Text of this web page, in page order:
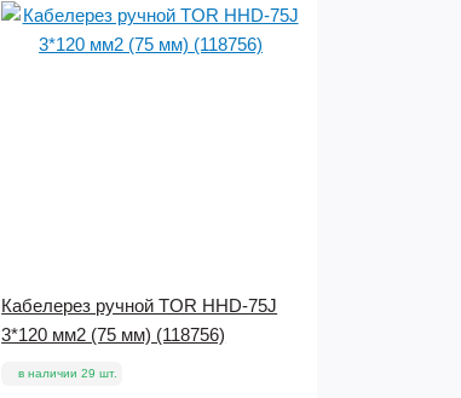
Кабелерез ручной TOR HHD-75J
3*120 мм2 (75 мм) (118756)
в наличии 29 шт.